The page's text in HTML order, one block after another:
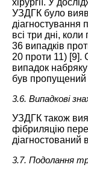
УЗДГК було
діагностування
всі три дні,
36 випадків
20 проти 11) [9].
випадок
був пропущений
3.6. Випадкові
УЗДГК також
фібриляцію
діагностований
3.7. Подолання